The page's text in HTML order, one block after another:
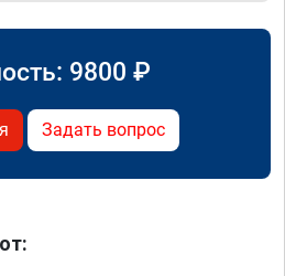
9800 ₽
Задать вопрос